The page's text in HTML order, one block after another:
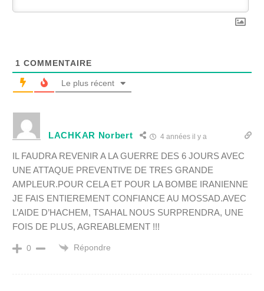
1 COMMENTAIRE
Le plus récent
LACHKAR Norbert 4 années il y a
IL FAUDRA REVENIR A LA GUERRE DES 6 JOURS AVEC
UNE ATTAQUE PREVENTIVE DE TRES GRANDE
AMPLEUR.POUR CELA ET POUR LA BOMBE IRANIENNE
JE FAIS ENTIEREMENT CONFIANCE AU MOSSAD.AVEC
L’AIDE D’HACHEM, TSAHAL NOUS SURPRENDRA, UNE
FOIS DE PLUS, AGREABLEMENT !!!
0 Répondre